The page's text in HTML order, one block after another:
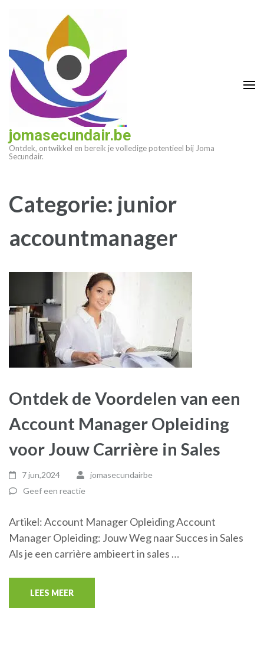
(druk
enter)
jomasecundair.be
Ontdek, ontwikkel en bereik je volledige potentieel bij Joma
Secundair.
Categorie: junior
accountmanager
Ontdek de Voordelen van een
Account Manager Opleiding
voor Jouw Carrière in Sales
7 jun,2024
jomasecundairbe
Geef een reactie
Artikel: Account Manager Opleiding Account
Manager Opleiding: Jouw Weg naar Succes in Sales
Als je een carrière ambieert in sales …
LEES MEER